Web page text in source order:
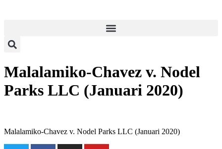
Malalamiko-Chavez v. Nodel
Parks LLC (Januari 2020)
Malalamiko-Chavez v. Nodel Parks LLC (Januari 2020)